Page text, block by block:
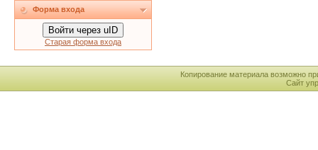
Форма входа
Войти через uID
Старая форма входа
Копирование материала возможно
Сайт